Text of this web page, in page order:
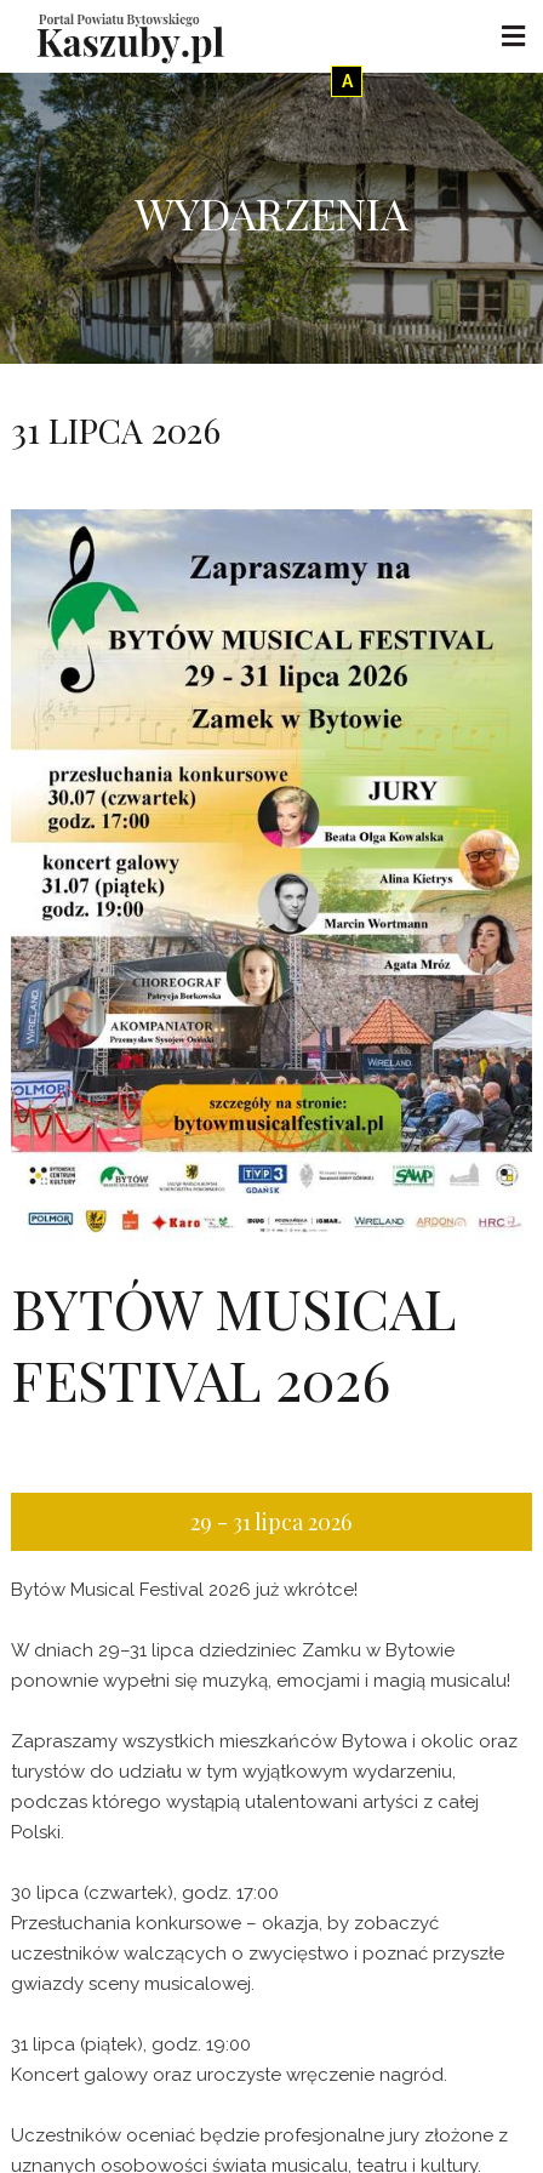
A
WYDARZENIA
31 LIPCA 2026
BYTÓW MUSICAL
FESTIVAL 2026
29 - 31 lipca 2026
Bytów Musical Festival 2026 już wkrótce!
W dniach 29–31 lipca dziedziniec Zamku w Bytowie
ponownie wypełni się muzyką, emocjami i magią musicalu!
Zapraszamy wszystkich mieszkańców Bytowa i okolic oraz
turystów do udziału w tym wyjątkowym wydarzeniu,
podczas którego wystąpią utalentowani artyści z całej
Polski.
30 lipca (czwartek), godz. 17:00
Przesłuchania konkursowe – okazja, by zobaczyć
uczestników walczących o zwycięstwo i poznać przyszłe
gwiazdy sceny musicalowej.
31 lipca (piątek), godz. 19:00
Koncert galowy oraz uroczyste wręczenie nagród.
Uczestników oceniać będzie profesjonalne jury złożone z
uznanych osobowości świata musicalu, teatru i kultury.